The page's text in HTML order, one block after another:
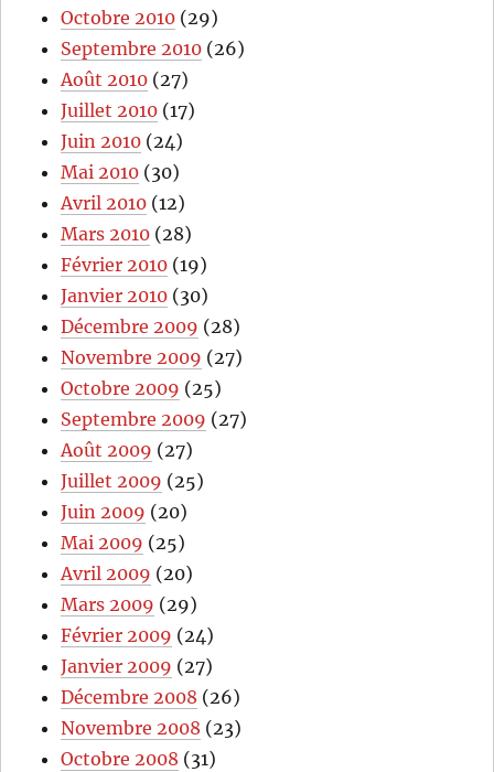
Octobre 2010 (29)
Septembre 2010 (26)
Août 2010 (27)
Juillet 2010 (17)
Juin 2010 (24)
Mai 2010 (30)
Avril 2010 (12)
Mars 2010 (28)
Février 2010 (19)
Janvier 2010 (30)
Décembre 2009 (28)
Novembre 2009 (27)
Octobre 2009 (25)
Septembre 2009 (27)
Août 2009 (27)
Juillet 2009 (25)
Juin 2009 (20)
Mai 2009 (25)
Avril 2009 (20)
Mars 2009 (29)
Février 2009 (24)
Janvier 2009 (27)
Décembre 2008 (26)
Novembre 2008 (23)
Octobre 2008 (31)